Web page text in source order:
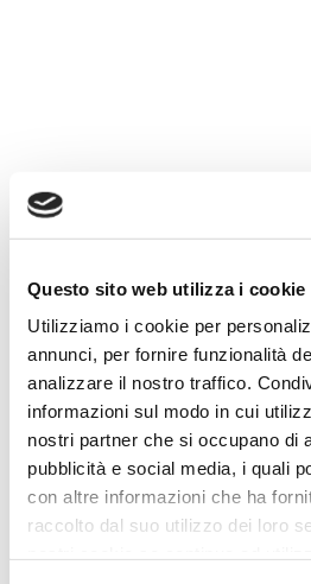
Questo sito web utilizza i cookie
Utilizziamo i cookie per
annunci, per fornire funzionalità
analizzare il nostro traffico.
informazioni sul modo in cui
nostri partner che si occupano di
pubblicità e social media, i quali
con altre informazioni che ha
raccolto dal suo utilizzo dei loro
La conferenza nella sala stampa
Arezzo” con il presidente di OA,
presenza dei dirigenti delle due